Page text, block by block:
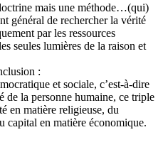
mais une méthode…(qui)
général de rechercher la vérité
par les ressources
seules lumières de la raison et
:
et sociale, c’est-à-dire
de la personne humaine, ce triple
en matière religieuse, du
capital en matière économique.